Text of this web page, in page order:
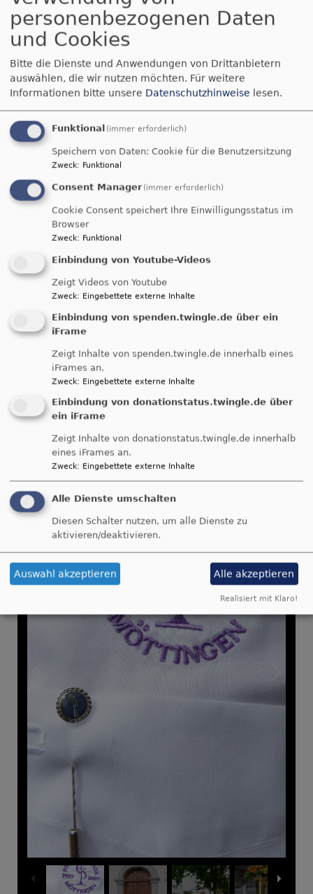
So, 16.8.
Gottesdienst, siehe Enkingen und Balgheim
Nördlingen-Grosselfingen Kirche Peter und Paul
Grosselfingen
So, 16.8.
Gottesdienst, siehe Enkingen und Balgheim
Möttingen St. Georg Möttingen
Breadcrumb
Startseite Bildergalerie
Posaunenchor Möttingen
75 Jahre Feier 2012
75 Jahre Feier 2012
personenbezogenen Daten
und Cookies
Bitte die Dienste und Anwendungen von Drittanbietern
auswählen, die wir nutzen möchten. Für weitere
Informationen bitte unsere Datenschutzhinweise lesen.
Funktional (immer erforderlich)
Speichern von Daten: Cookie für die Benutzersitzung
Zweck: Funktional
Consent Manager (immer erforderlich)
Cookie Consent speichert Ihre Einwilligungsstatus im
Browser
Zweck: Funktional
Einbindung von Youtube-Videos
Zeigt Videos von Youtube
Zweck: Eingebettete externe Inhalte
Einbindung von spenden.twingle.de über ein
iFrame
Zeigt Inhalte von spenden.twingle.de innerhalb eines
iFrames an.
Zweck: Eingebettete externe Inhalte
Einbindung von donationstatus.twingle.de über
ein iFrame
Zeigt Inhalte von donationstatus.twingle.de innerhalb
eines iFrames an.
Zweck: Eingebettete externe Inhalte
Alle Dienste umschalten
Diesen Schalter nutzen, um alle Dienste zu
aktivieren/deaktivieren.
Auswahl akzeptieren Alle akzeptieren
Realisiert mit Klaro!